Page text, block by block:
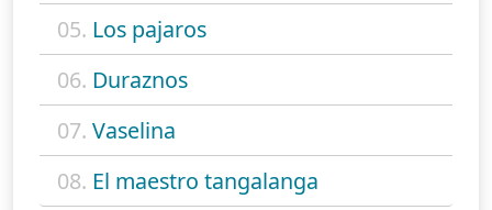
05. Los pajaros
06. Duraznos
07. Vaselina
08. El maestro tangalanga